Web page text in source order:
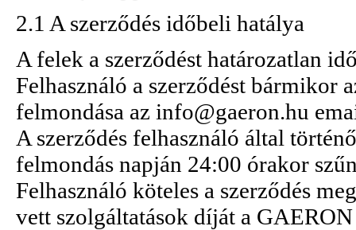
2.1 A szerződés időbeli hatálya
A felek a szerződést határozatlan
Felhasználó a szerződést bármikor
felmondása az info@gaeron.hu
A szerződés felhasználó által
felmondás napján 24:00 órakor
Felhasználó köteles a szerződés
vett szolgáltatások díját a